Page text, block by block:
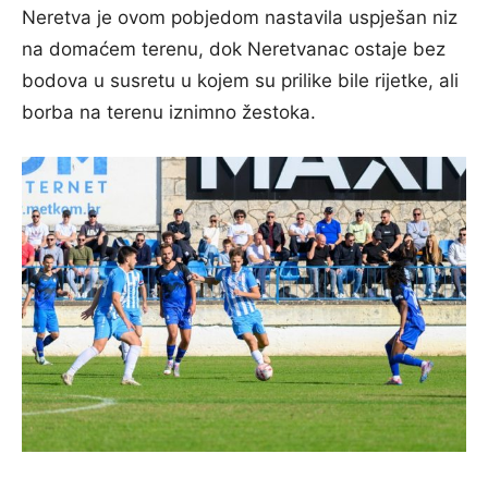
Neretva je ovom pobjedom nastavila uspješan niz
na domaćem terenu, dok Neretvanac ostaje bez
bodova u susretu u kojem su prilike bile rijetke, ali
borba na terenu iznimno žestoka.